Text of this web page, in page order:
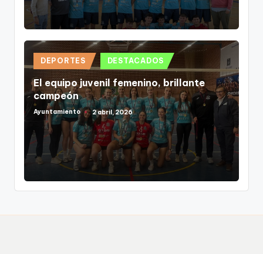
Publicado
en
DEPORTES DESTACADOS
El equipo juvenil femenino, brillante
campeón
Publicado
Ayuntamiento 2 abril, 2026